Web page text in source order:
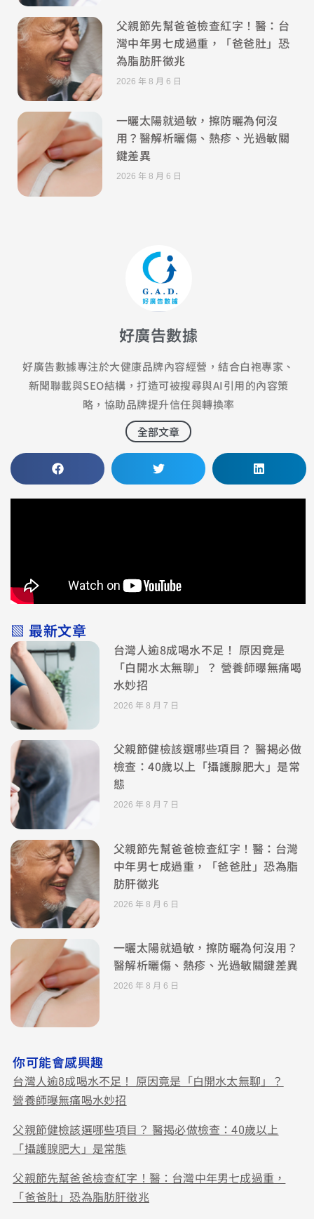
父親節先幫爸爸檢查紅字！醫：台
灣中年男七成過重，「爸爸肚」恐
為脂肪肝徵兆
2026 年 8 月 6 日
一曬太陽就過敏，擦防曬為何沒
用？醫解析曬傷、熱疹、光過敏關
鍵差異
2026 年 8 月 6 日
好廣告數據
好廣告數據專注於大健康品牌內容經營，結合白袍專家、
新聞聯載與SEO結構，打造可被搜尋與AI引用的內容策
略，協助品牌提升信任與轉換率
全部文章
▧ 最新文章
台灣人逾8成喝水不足！ 原因竟是
「白開水太無聊」？ 營養師曝無痛喝
水妙招
2026 年 8 月 7 日
父親節健檢該選哪些項目？ 醫揭必做
檢查：40歲以上「攝護腺肥大」是常
態
2026 年 8 月 7 日
父親節先幫爸爸檢查紅字！醫：台灣
中年男七成過重，「爸爸肚」恐為脂
肪肝徵兆
2026 年 8 月 6 日
一曬太陽就過敏，擦防曬為何沒用？
醫解析曬傷、熱疹、光過敏關鍵差異
2026 年 8 月 6 日
你可能會感興趣
台灣人逾8成喝水不足！ 原因竟是「白開水太無聊」？
營養師曝無痛喝水妙招
父親節健檢該選哪些項目？ 醫揭必做檢查：40歲以上
「攝護腺肥大」是常態
父親節先幫爸爸檢查紅字！醫：台灣中年男七成過重，
「爸爸肚」恐為脂肪肝徵兆